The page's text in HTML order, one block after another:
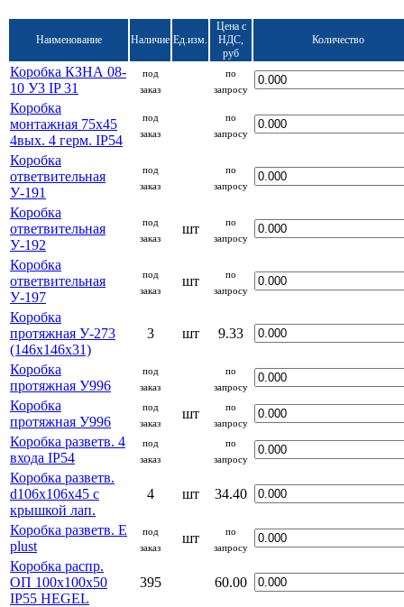
Наименование Наличие Ед.изм.
Цена с
НДС,
руб
Количество
Коробка КЗНА 08-
10 У3 IP 31
под
заказ
по
запросу
Коробка
монтажная 75х45
4вых. 4 герм. IP54
под
заказ
по
запросу
Коробка
ответвительная
У-191
под
заказ
по
запросу
Коробка
ответвительная
У-192
под
заказ
шт
по
запросу
Коробка
ответвительная
У-197
под
заказ
шт
по
запросу
Коробка
протяжная У-273
(146х146х31)
3 шт 9.33
Коробка
протяжная У996
под
заказ
по
запросу
Коробка
протяжная У996
под
заказ
шт
по
запросу
Коробка разветв. 4
входа IP54
под
заказ
по
запросу
Коробка разветв.
d106х106х45 с
крышкой лап.
4 шт 34.40
Коробка разветв. E
plust
под
заказ
шт
по
запросу
Коробка распр.
ОП 100х100х50
IP55 HEGEL
395 60.00